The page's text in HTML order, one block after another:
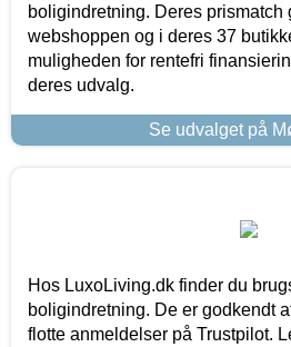
boligindretning. Deres
webshoppen og i deres 37
muligheden for rentefri
deres udvalg.
Se udvalget på
Hos LuxoLiving.dk finder du
boligindretning. De er godkendt
flotte anmeldelser på Trustpilot.